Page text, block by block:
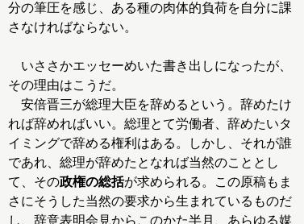
分の筆圧を感じ、ある種の肉体的負荷を自分に課
さなければならない。
いささかエッセーめいた書き出しになったが、
その理由はこうだ。
安倍晋三が総理大臣を辞めるという。辞めたけ
れば辞めればいい。総理とて労働者、辞めたいタ
イミングで辞める権利はある。しかし、それが誰
であれ、総理が辞めたとなれば当然のこととし
て、その政権の総括が求められる。この原稿もま
さにそうした当然の要求から生まれているものだ
し、辞意表明会見からこのかた半月、あらゆる媒